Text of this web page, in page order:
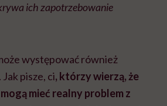
ich zapotrzebowanie
występować również
pisze, ci, którzy wierzą, że
mieć realny problem z